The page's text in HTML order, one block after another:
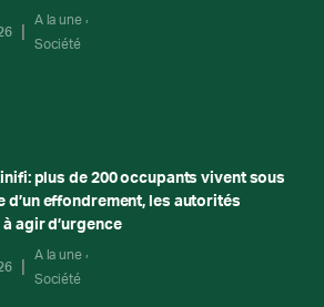
A la une
Société
plus de 200 occupants vivent sous
d’un effondrement, les autorités
agir d’urgence
A la une
Société